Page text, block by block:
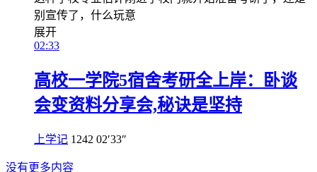
别宣传了，什么玩意
展开
02:33
高校一学院5宿舍考研全上岸：卧谈
会变资料分享会,秘诀是坚持
上学记 1242 02′33″
没有更多内容